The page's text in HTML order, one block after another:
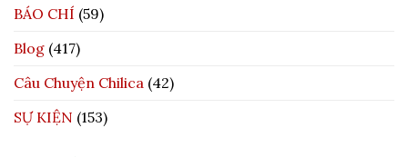
BÁO CHÍ (59)
Blog (417)
Câu Chuyện Chilica (42)
SỰ KIỆN (153)